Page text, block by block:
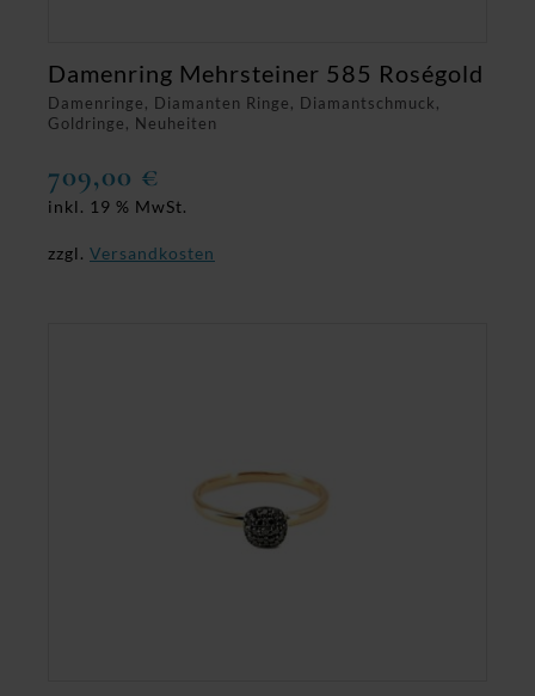
Damenringe, Diamanten Ringe, Diamantschmuck,
Goldringe, Neuheiten
Damenring Mehrsteiner 585 Roségold
709,00 €
inkl. 19 % MwSt.
zzgl. Versandkosten